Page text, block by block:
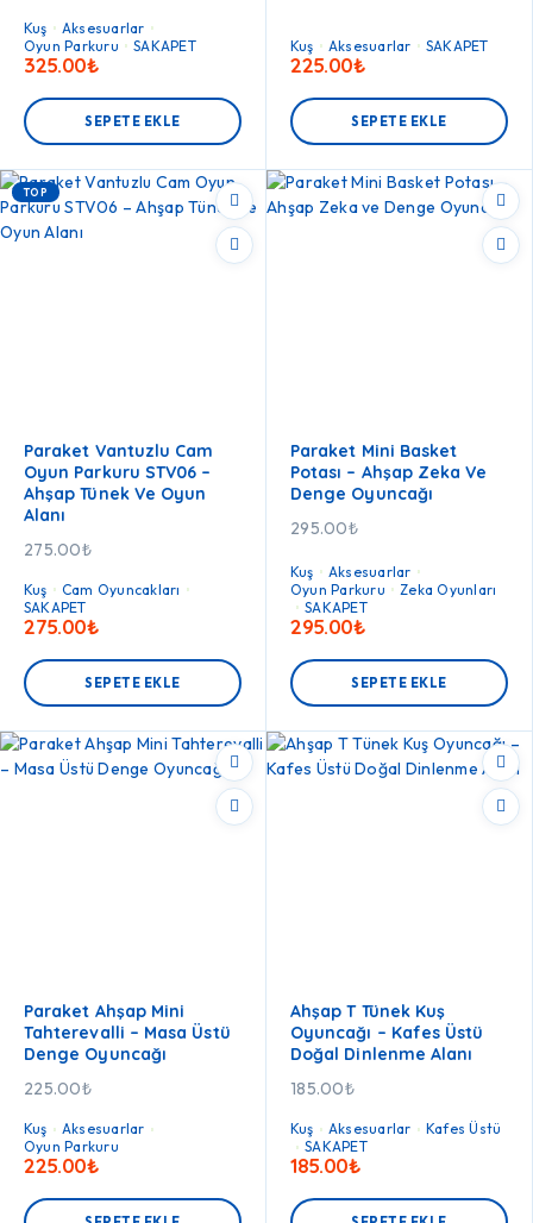
Kuş
Aksesuarlar
Oyun Parkuru
SAKAPET
325.00₺
SEPETE EKLE
Kuş Aksesuarlar SAKAPET
225.00₺
SEPETE EKLE
TOP
Paraket Vantuzlu Cam
Oyun Parkuru STV06 –
Ahşap Tünek Ve Oyun
Alanı
275.00₺
Kuş
Cam Oyuncakları
SAKAPET
275.00₺
SEPETE EKLE
Paraket Mini Basket
Potası – Ahşap Zeka Ve
Denge Oyuncağı
295.00₺
Kuş
Aksesuarlar
Oyun Parkuru
Zeka Oyunları
SAKAPET
295.00₺
SEPETE EKLE
Paraket Ahşap Mini
Tahterevalli – Masa Üstü
Denge Oyuncağı
225.00₺
Kuş
Aksesuarlar
Oyun Parkuru
225.00₺
Ahşap T Tünek Kuş
Oyuncağı – Kafes Üstü
Doğal Dinlenme Alanı
185.00₺
Kuş Aksesuarlar
Kafes Üstü
SAKAPET
185.00₺